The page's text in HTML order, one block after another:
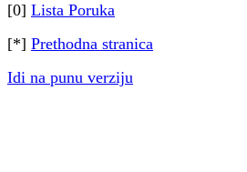
[0] Lista Poruka
[*] Prethodna stranica
Idi na punu verziju